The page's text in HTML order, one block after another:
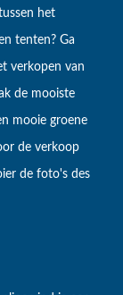
het
tenten? Ga
verkopen van
de mooiste
mooie groene
de verkoop
de foto's des